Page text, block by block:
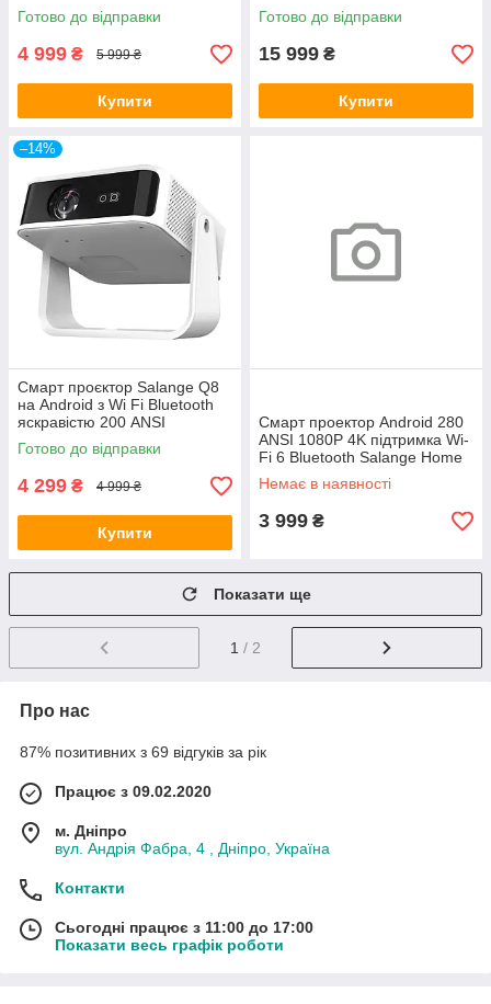
Готово до відправки
4 999 ₴ 5 999 ₴
Купити
Готово до відправки
15 999 ₴
Купити
–14%
Смарт проєктор Salange Q8
на Android з Wi Fi Bluetooth
яскравістю 200 ANSI
підтримкою Full HD 1080P і
4K портативний LED
Готово до відправки
4 299 ₴ 4 999 ₴
Купити
Смарт проектор Android 280
ANSI 1080P 4K підтримка Wi-
Fi 6 Bluetooth Salange Home
series Ultra портативний міні-
проектор для дому
Немає в наявності
3 999 ₴
Показати ще
1 / 2
Про нас
87% позитивних з 69 відгуків за рік
Працює з 09.02.2020
м. Дніпро
вул. Андрія Фабра, 4 , Дніпро, Україна
Контакти
Сьогодні працює з 11:00 до 17:00
Показати весь графік роботи